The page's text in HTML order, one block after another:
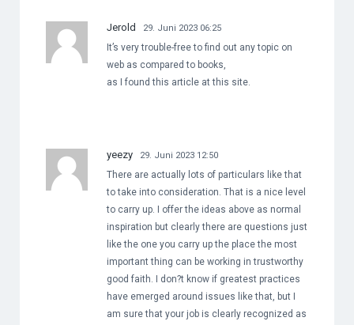
Jerold 29. Juni 2023 06:25
It’s very trouble-free to find out any topic on
web as compared to books,
as I found this article at this site.
yeezy 29. Juni 2023 12:50
There are actually lots of particulars like that
to take into consideration. That is a nice level
to carry up. I offer the ideas above as normal
inspiration but clearly there are questions just
like the one you carry up the place the most
important thing can be working in trustworthy
good faith. I don?t know if greatest practices
have emerged around issues like that, but I
am sure that your job is clearly recognized as